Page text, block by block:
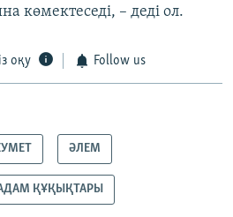
көмектеседі, – деді ол.
оқу Follow us
ӘЛЕМ
ҚҰҚЫҚТАРЫ